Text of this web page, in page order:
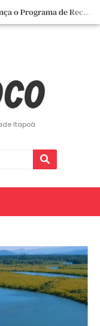
📣📣 A Prefeitura de Itapoá lança o Programa de Recuperação Fiscal (REFIS).
📢 Empreendedor do turismo, esta oportunidade é para você! Itapoá – SC.
Itapoá